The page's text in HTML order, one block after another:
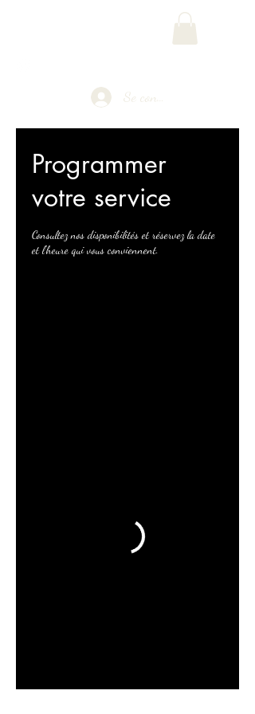
Se connecter
Programmer
votre service
Consultez nos disponibilités et réservez la date
et l'heure qui vous conviennent.